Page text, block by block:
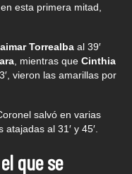
esta primera mitad,
Torrealba al 39′
, mientras que Cinthia
vieron las amarillas por
salvó en varias
al 31′ y 45′.
que se